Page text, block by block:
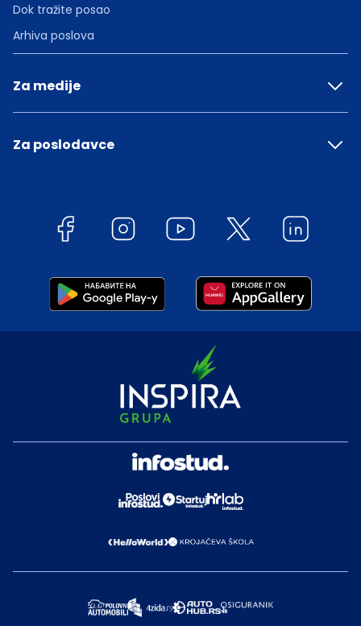
Dok tražite posao
Arhiva poslova
Za medije
Za poslodavce